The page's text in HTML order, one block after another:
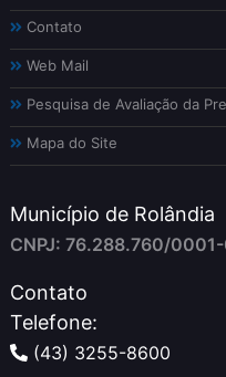
Contato
Web Mail
Pesquisa de Avaliação da
Mapa do Site
Município de Rolândia
CNPJ: 76.288.760/
Contato
Telefone:
(43) 3255-8600